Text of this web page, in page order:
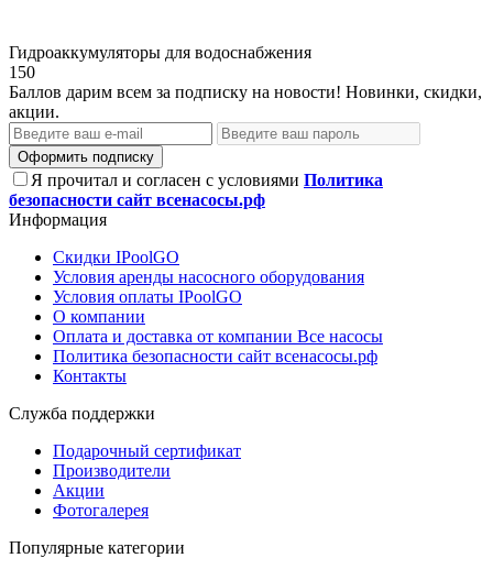
Гидроаккумуляторы для водоснабжения
150
Баллов дарим всем за подписку на новости! Новинки, скидки,
акции.
Оформить подписку
Я прочитал и согласен с условиями Политика
безопасности сайт всенасосы.рф
Информация
Скидки IPoolGO
Условия аренды насосного оборудования
Условия оплаты IPoolGO
О компании
Оплата и доставка от компании Все насосы
Политика безопасности сайт всенасосы.рф
Контакты
Служба поддержки
Подарочный сертификат
Производители
Акции
Фотогалерея
Популярные категории